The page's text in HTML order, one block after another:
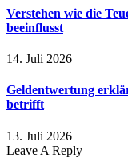
Verstehen wie die
beeinflusst
14. Juli 2026
Geldentwertung
betrifft
13. Juli 2026
Leave A Reply